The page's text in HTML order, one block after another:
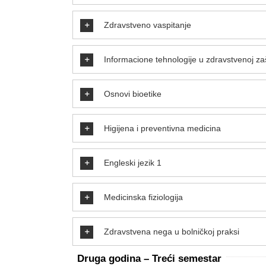
Zdravstveno vaspitanje
Informacione tehnologije u zdravstvenoj
Osnovi bioetike
Higijena i preventivna medicina
Engleski jezik 1
Medicinska fiziologija
Zdravstvena nega u bolničkoj praksi
Druga godina – Treći semestar